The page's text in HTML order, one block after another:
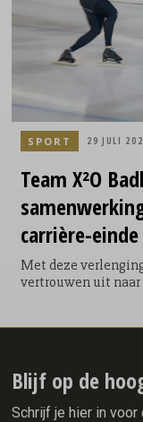
Team X²O
carrière-einde
Met deze
vertrouwen uit naar Bart. Niet alleen op
van de
wereldtitels (mass
x WK brons
SPORT 29 JULI
Blijf op de
Schrijf je hier in